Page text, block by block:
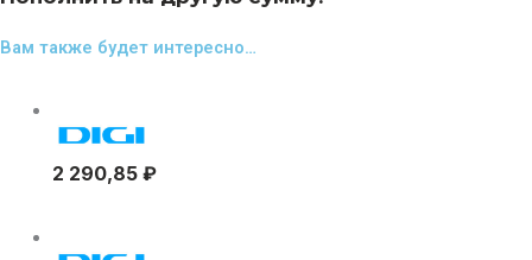
Вам также будет интересно…
2 290,85 ₽